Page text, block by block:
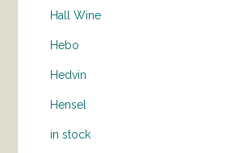
Hall Wine
Hebo
Hedvin
Hensel
in stock